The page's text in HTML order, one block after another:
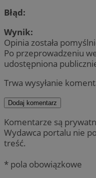
Błąd:
Wynik:
Opinia została
Po przeprowadzeniu
udostępniona
Trwa wysyłanie
Dodaj komentarz
Komentarze są
Wydawca portalu nie
treść.
* pola obowiązkowe